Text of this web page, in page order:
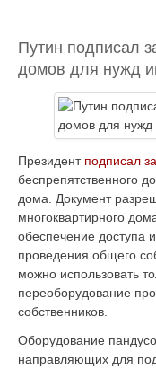
Путин подписал
домов для нужд
Президент подписал
беспрепятственного
дома. Документ
многоквартирного
обеспечение
проведения общего
можно использовать
переоборудование
собственников.
Оборудование
направляющих для